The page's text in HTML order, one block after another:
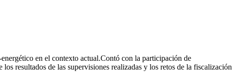
en el contexto actual.Contó con la participación de
resultados de las supervisiones realizadas y los retos de la fiscalización